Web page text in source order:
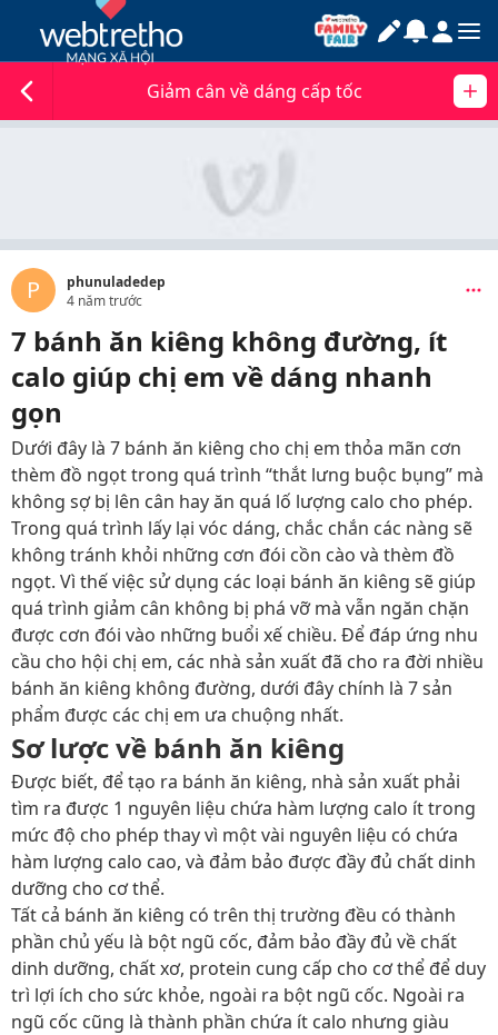
Giảm cân về dáng cấp tốc
P
phunuladedep
4 năm trước
7 bánh ăn kiêng không đường, ít
calo giúp chị em về dáng nhanh
gọn
Dưới đây là 7 bánh ăn kiêng cho chị em thỏa mãn cơn
thèm đồ ngọt trong quá trình “thắt lưng buộc bụng” mà
không sợ bị lên cân hay ăn quá lố lượng calo cho phép.
Trong quá trình lấy lại vóc dáng, chắc chắn các nàng sẽ
không tránh khỏi những cơn đói cồn cào và thèm đồ
ngọt. Vì thế việc sử dụng các loại bánh ăn kiêng sẽ giúp
quá trình giảm cân không bị phá vỡ mà vẫn ngăn chặn
được cơn đói vào những buổi xế chiều. Để đáp ứng nhu
cầu cho hội chị em, các nhà sản xuất đã cho ra đời nhiều
bánh ăn kiêng không đường, dưới đây chính là 7 sản
phẩm được các chị em ưa chuộng nhất.
Sơ lược về bánh ăn kiêng
Được biết, để tạo ra bánh ăn kiêng, nhà sản xuất phải
tìm ra được 1 nguyên liệu chứa hàm lượng calo ít trong
mức độ cho phép thay vì một vài nguyên liệu có chứa
hàm lượng calo cao, và đảm bảo được đầy đủ chất dinh
dưỡng cho cơ thể.
Tất cả bánh ăn kiêng có trên thị trường đều có thành
phần chủ yếu là bột ngũ cốc, đảm bảo đầy đủ về chất
dinh dưỡng, chất xơ, protein cung cấp cho cơ thể để duy
trì lợi ích cho sức khỏe, ngoài ra bột ngũ cốc. Ngoài ra
ngũ cốc cũng là thành phần chứa ít calo nhưng giàu